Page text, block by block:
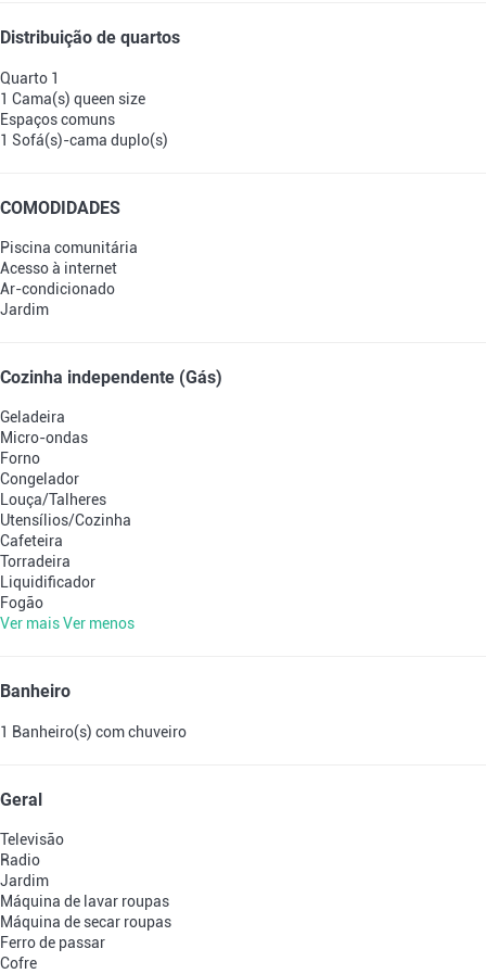
Distribuição de quartos
Quarto 1
1 Cama(s) queen size
Espaços comuns
1 Sofá(s)-cama duplo(s)
COMODIDADES
Piscina comunitária
Acesso à internet
Ar-condicionado
Jardim
Cozinha independente (Gás)
Geladeira
Micro-ondas
Forno
Congelador
Louça/Talheres
Utensílios/Cozinha
Cafeteira
Torradeira
Liquidificador
Fogão
Ver maisVer menos
Banheiro
1 Banheiro(s) com chuveiro
Geral
Televisão
Radio
Jardim
Máquina de lavar roupas
Máquina de secar roupas
Ferro de passar
Cofre